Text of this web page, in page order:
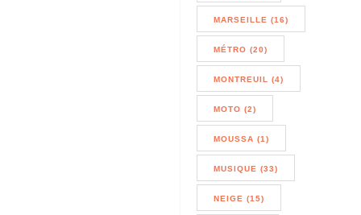
MARSEILLE (16)
MÉTRO (20)
MONTREUIL (4)
MOTO (2)
MOUSSA (1)
MUSIQUE (33)
NEIGE (15)